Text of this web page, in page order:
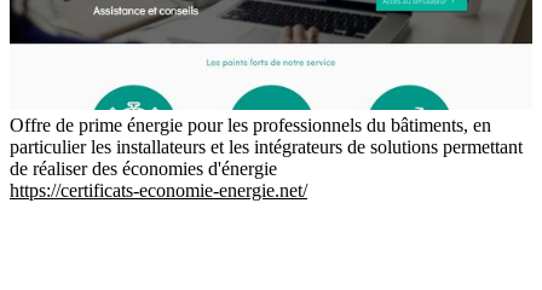
Offre de prime énergie pour les professionnels du bâtiments, en
particulier les installateurs et les intégrateurs de solutions permettant
de réaliser des économies d'énergie
https://certificats-economie-energie.net/